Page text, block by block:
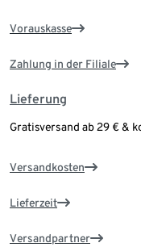
Vorauskasse
Zahlung in der Filiale
Lieferung
Gratisversand ab 29 € &
Versandkosten
Lieferzeit
Versandpartner